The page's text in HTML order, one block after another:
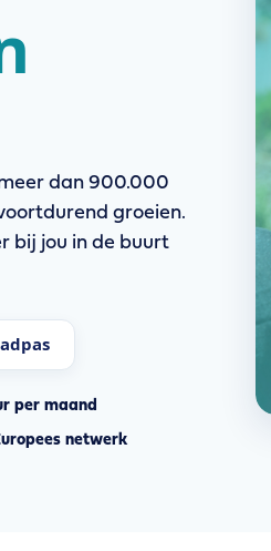
dan 900.000
groeien.
bij jou in de buurt
per maand
netwerk